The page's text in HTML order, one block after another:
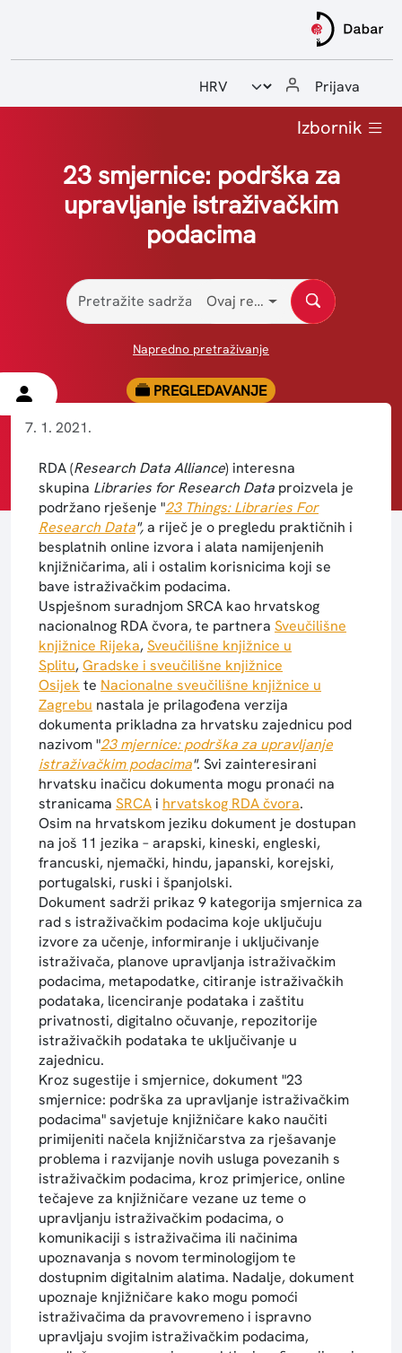
Odabir jezika Prijava
Izbornik
Upute i priručnici
Statistike
Kontakt
23 smjernice: podrška za
upravljanje istraživačkim
podacima
Ovaj repozitorij
Napredno pretraživanje
PREGLEDAVANJE
7. 1. 2021.
RDA (Research Data Alliance) interesna
skupina Libraries for Research Data proizvela je
podržano rješenje "23 Things: Libraries For
Research Data",a riječ je o pregledu praktičnih i
besplatnih online izvora i alata namijenjenih
knjižničarima, ali i ostalim korisnicima koji se
bave istraživačkim podacima.
Uspješnom suradnjom SRCA kao hrvatskog
nacionalnog RDA čvora, te partnera Sveučilišne
knjižnice Rijeka,Sveučilišne knjižnice u
Splitu,Gradske i sveučilišne knjižnice
Osijek te Nacionalne sveučilišne knjižnice u
Zagrebu nastala je prilagođena verzija
dokumenta prikladna za hrvatsku zajednicu pod
nazivom "23 mjernice: podrška za upravljanje
istraživačkim podacima". Svi zainteresirani
hrvatsku inačicu dokumenta mogu pronaći na
stranicama SRCA i hrvatskog RDA čvora.
Osim na hrvatskom jeziku dokument je dostupan
na još 11 jezika – arapski, kineski, engleski,
francuski, njemački, hindu, japanski, korejski,
portugalski, ruski i španjolski.
Dokument sadrži prikaz 9 kategorija smjernica za
rad s istraživačkim podacima koje uključuju
izvore za učenje, informiranje i uključivanje
istraživača, planove upravljanja istraživačkim
podacima, metapodatke, citiranje istraživačkih
podataka, licenciranje podataka i zaštitu
privatnosti, digitalno očuvanje, repozitorije
istraživačkih podataka te uključivanje u
zajednicu.
Kroz sugestije i smjernice, dokument "23
smjernice: podrška za upravljanje istraživačkim
podacima" savjetuje knjižničare kako naučiti
primijeniti načela knjižničarstva za rješavanje
problema i razvijanje novih usluga povezanih s
istraživačkim podacima, kroz primjerice, online
tečajeve za knjižničare vezane uz teme o
upravljanju istraživačkim podacima, o
komunikaciji s istraživačima ili načinima
upoznavanja s novom terminologijom te
dostupnim digitalnim alatima. Nadalje, dokument
upoznaje knjižničare kako mogu pomoći
istraživačima da pravovremeno i ispravno
upravljaju svojim istraživačkim podacima,